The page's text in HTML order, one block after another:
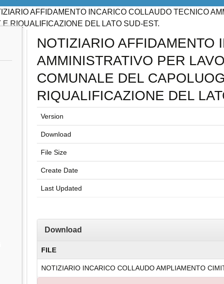
AFFIDAMENTO INCARICO COLLAUDO TECNICO
RIQUALIFICAZIONE DEL LATO SUD-EST.
NOTIZIARIO AFFIDAMENTO
AMMINISTRATIVO PER
COMUNALE DEL
RIQUALIFICAZIONE DEL
Version
Download
File Size
Create Date
Last Updated
Download
FILE
NOTIZIARIO INCARICO COLLAUDO AMPLIAMENTO